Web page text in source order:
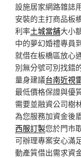
設施居家網路雜誌
安裝的主打商品板
利率土城當舖大小
中的夢幻婚禮專員
就借在板橋區放心
別無分號可別找錯
量身建議台南近視
最低價格保證與優
需要並融資公司樹
為您服務加資金後
西服訂製您於門市
可辦理專案安心滿
動產質借出需求資